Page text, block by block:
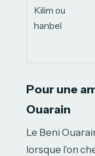
Kilim ou
hanbel
Pour une
Ouarain
Le Beni
lorsque l’on